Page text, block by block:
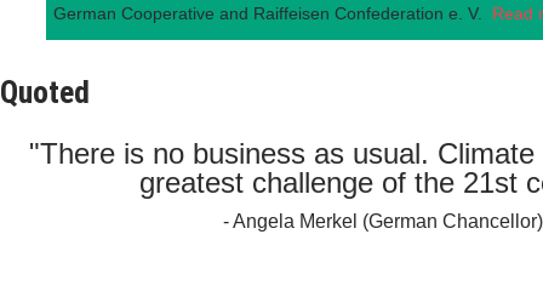
German Cooperative and Raiffeisen Confederation e. V. Read
Quoted
"There is no business as usual.
greatest challenge of the 21st
- Angela Merkel (German